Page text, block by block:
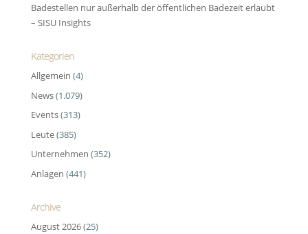
Badestellen nur außerhalb der öffentlichen Badezeit erlaubt
– SISU Insights
Kategorien
Allgemein (4)
News(1.079)
Events(313)
Leute(385)
Unternehmen (352)
Anlagen (441)
Archive
August 2026(25)